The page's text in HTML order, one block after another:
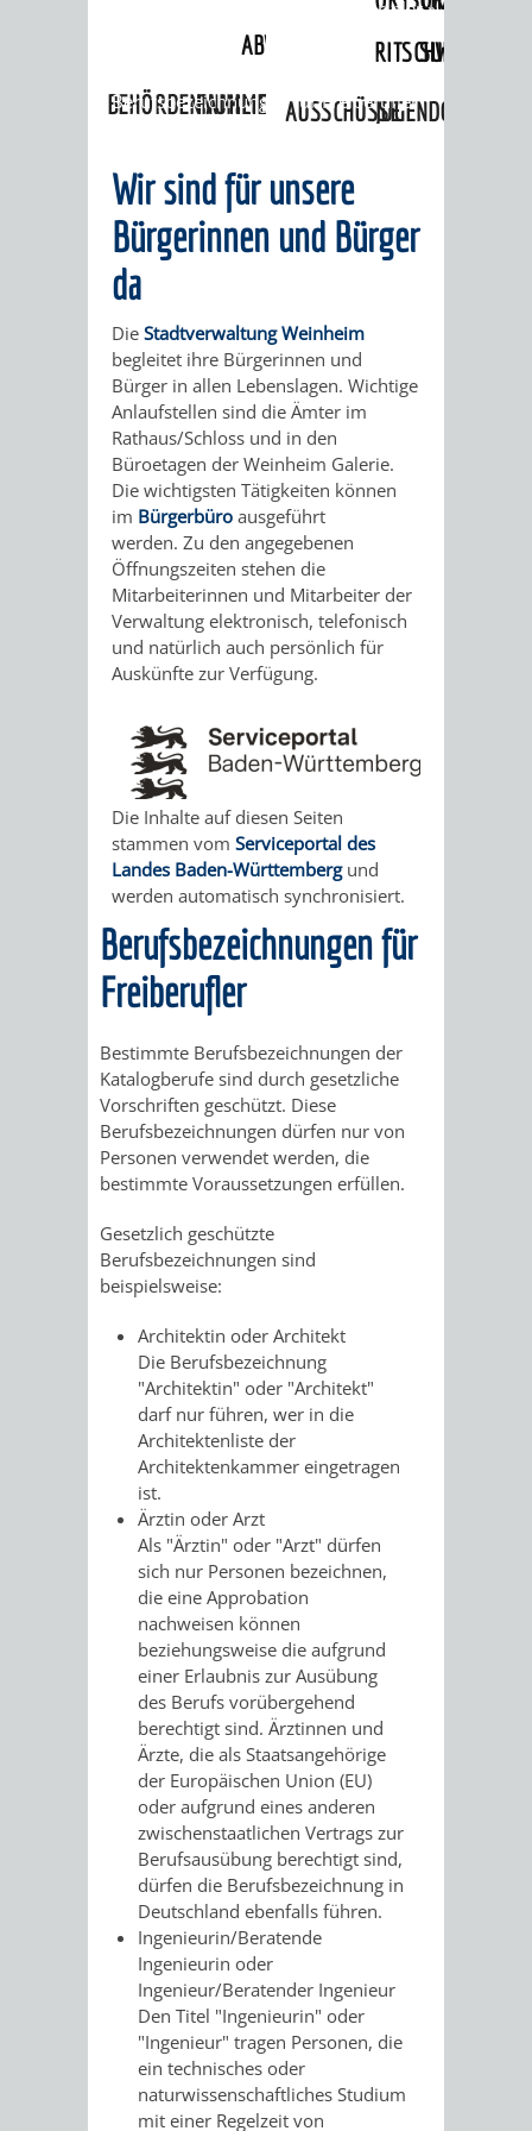
ABWASSERBESEITIGUNG
BEHÖRDENNUMMER
FAMILIEN
UND
KINDER
UND
JUGENDLICHE
SENIOREN
BETREUUNG
UND
PFLEGE
FREIZEITANGEBOTE
BERATUNG
UND
HILFE
MENSCHEN
MIT
MENSCHEN
MIT
MIGRANTEN
/
FLÜCHTLINGE
BAUHERREN
BAUHERRENBERATUNG
GRUNDSTÜCKSWERTERMITTLUNG
DENKMALSCHUTZ
AUFGABEN
DER
UNTEREN
DENKMALSCHUTZBEHÖRDE
STEUERVORTEILE
SATZUNGEN
IM
BEREICH
DENKMALSCHUTZ
GENEHMIGUNGSVERFAHREN
TAG
DES
OFFENEN
DENKMALS
VERKAUF
STÄDTISCHER
BAUPLÄTZE
VERKAUF
STÄDTISCHER
HÄUSER
LIEGENSCHAFTEN
ABWASSERBESEITIGUNG
ERSCHLIESSUNGSBEITRAG
ANTRAGSVERFAHREN
VERMIETE
DOCH
AN
DEINE
STADT
WIEDERVERMIETUNGSPRÄMIE
RITSCHWEIER
SULZBACH
AUSSCHÜSSE
BEIRÄTE
FÜR
TECHNIK,
UMWELT
UND
STADTENTWICKLUNG
BERATUNGSERGEBNISSE
KINDER-
UND
JUGENDBEIRAT
TAGESORDNUNG
/
SITZUNGSUNTERLAGEN
UMLEGUNGSAUSSCHUSS
BERATENDE
AUSSCHÜSSE
/
STADTRECHT
RATHAUS
/
DEZERNATE
AMT
FÜR
BAURECHT
BÄDER
GEBÄUDEBETRIEB
AMT
Freiberufler»
Berufsbezeichnungen für Freiberufler
Wir sind für unsere
Bürgerinnen und Bürger
da
Die Stadtverwaltung Weinheim
begleitet ihre Bürgerinnen und
Bürger in allen Lebenslagen. Wichtige
Anlaufstellen sind die Ämter im
Rathaus/Schloss und in den
Büroetagen der Weinheim Galerie.
Die wichtigsten Tätigkeiten können
im Bürgerbüro ausgeführt
werden. Zu den angegebenen
Öffnungszeiten stehen die
Mitarbeiterinnen und Mitarbeiter der
Verwaltung elektronisch, telefonisch
und natürlich auch persönlich für
Auskünfte zur Verfügung.
Die Inhalte auf diesen Seiten
stammen vom Serviceportal des
Landes Baden-Württembergund
werden automatisch synchronisiert.
Berufsbezeichnungen für
Freiberufler
Bestimmte Berufsbezeichnungen der
Katalogberufe sind durch gesetzliche
Vorschriften geschützt. Diese
Berufsbezeichnungen dürfen nur von
Personen verwendet werden, die
bestimmte Voraussetzungen erfüllen.
Gesetzlich geschützte
Berufsbezeichnungen sind
beispielsweise:
Architektin oder Architekt
Die Berufsbezeichnung
"Architektin" oder "Architekt"
darf nur führen, wer in die
Architektenliste der
Architektenkammer eingetragen
ist.
Ärztin oder Arzt
Als "Ärztin" oder "Arzt" dürfen
sich nur Personen bezeichnen,
die eine Approbation
nachweisen können
beziehungsweise die aufgrund
einer Erlaubnis zur Ausübung
des Berufs vorübergehend
berechtigt sind. Ärztinnen und
Ärzte, die als Staatsangehörige
der Europäischen Union (EU)
oder aufgrund eines anderen
zwischenstaatlichen Vertrags zur
Berufsausübung berechtigt sind,
dürfen die Berufsbezeichnung in
Deutschland ebenfalls führen.
Ingenieurin/Beratende
Ingenieurin oder
Ingenieur/Beratender Ingenieur
Den Titel "Ingenieurin" oder
"Ingenieur" tragen Personen, die
ein technisches oder
naturwissenschaftliches Studium
mit einer Regelzeit von